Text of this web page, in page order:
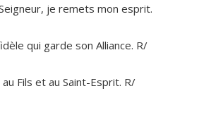
je remets mon esprit.
qui garde son Alliance. R/
Fils et au Saint-Esprit. R/